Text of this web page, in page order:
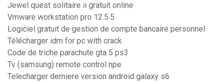
Jewel quest solitaire ii gratuit online
Vmware workstation pro 12.5.5
Logiciel gratuit de gestion de compte bancaire personnel
Télécharger idm for pc with crack
Code de triche parachute gta 5 ps3
Tv (samsung) remote control npe
Telecharger derniere version android galaxy s6